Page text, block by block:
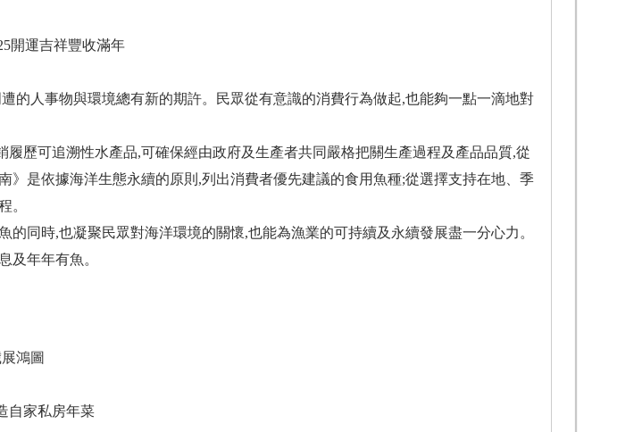
開運吉祥豐收滿年
的人事物與環境總有新的期許。民眾從有意識的消費行為做起,也能夠一點一滴地對
履歷可追溯性水產品,可確保經由政府及生產者共同嚴格把關生產過程及產品品質,從
》是依據海洋生態永續的原則,列出消費者優先建議的食用魚種;從選擇支持在地、季
。
的同時,也凝聚民眾對海洋環境的關懷,也能為漁業的可持續及永續發展盡一分心力。
及年年有魚。
鴻圖
自家私房年菜